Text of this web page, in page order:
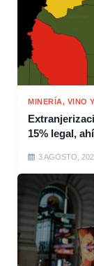
MINERÍA, VINO
15% legal,
3 AGOSTO,